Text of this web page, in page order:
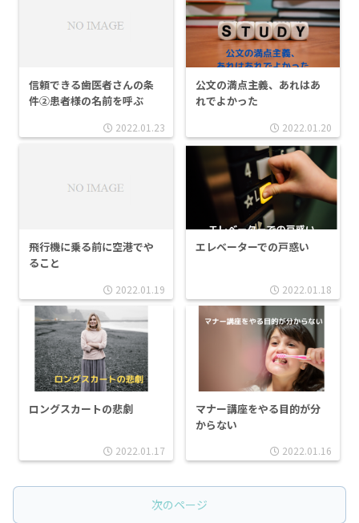
信頼できる歯医者さんの条
件②患者様の名前を呼ぶ
2022.01.23
公文の満点主義、あれはあ
れでよかった
2022.01.20
飛行機に乗る前に空港でや
ること
2022.01.19
エレベーターでの戸惑い
2022.01.18
ロングスカートの悲劇
2022.01.17
マナー講座をやる目的が分
からない
2022.01.16
次のページ